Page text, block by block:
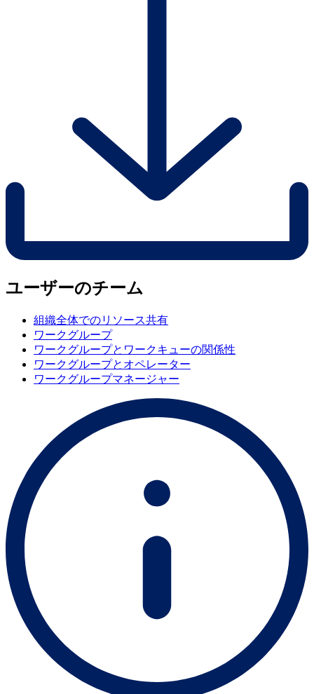
ユーザーのチーム
組織全体でのリソース共有
ワークグループ
ワークグループとワークキューの関係性
ワークグループとオペレーター
ワークグループマネージャー